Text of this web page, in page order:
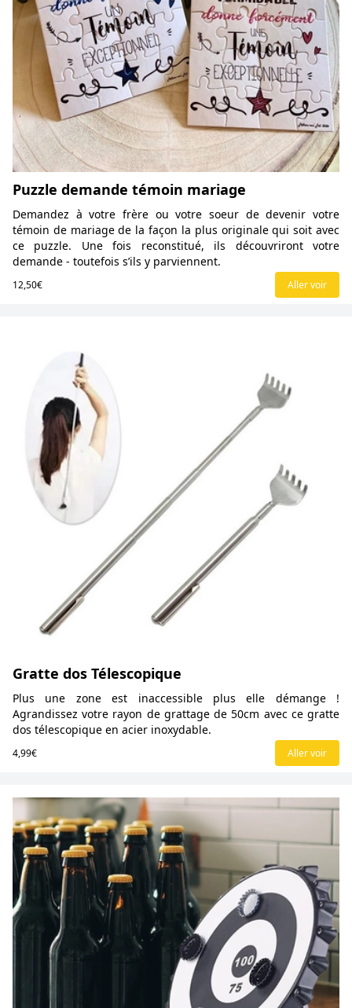
Puzzle demande témoin mariage
Demandez à votre frère ou votre soeur de devenir votre
témoin de mariage de la façon la plus originale qui soit avec
ce puzzle. Une fois reconstitué, ils découvriront votre
demande - toutefois s’ils y parviennent.
12,50€ Aller voir
Gratte dos Télescopique
Plus une zone est inaccessible plus elle démange !
Agrandissez votre rayon de grattage de 50cm avec ce gratte
dos télescopique en acier inoxydable.
4,99€ Aller voir